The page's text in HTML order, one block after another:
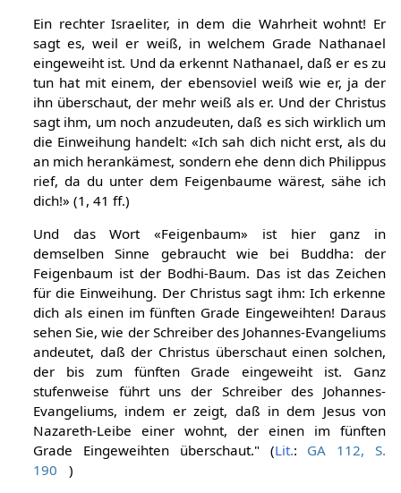
Ein rechter Israeliter, in dem die Wahrheit wohnt! Er
sagt es, weil er weiß, in welchem Grade Nathanael
eingeweiht ist. Und da erkennt Nathanael, daß er es zu
tun hat mit einem, der ebensoviel weiß wie er, ja der
ihn überschaut, der mehr weiß als er. Und der Christus
sagt ihm, um noch anzudeuten, daß es sich wirklich um
die Einweihung handelt: «Ich sah dich nicht erst, als du
an mich herankämest, sondern ehe denn dich Philippus
rief, da du unter dem Feigenbaume wärest, sähe ich
dich!» (1, 41 ff.)
Und das Wort «Feigenbaum» ist hier ganz in
demselben Sinne gebraucht wie bei Buddha: der
Feigenbaum ist der Bodhi-Baum. Das ist das Zeichen
für die Einweihung. Der Christus sagt ihm: Ich erkenne
dich als einen im fünften Grade Eingeweihten! Daraus
sehen Sie, wie der Schreiber des Johannes-Evangeliums
andeutet, daß der Christus überschaut einen solchen,
der bis zum fünften Grade eingeweiht ist. Ganz
stufenweise führt uns der Schreiber des Johannes-
Evangeliums, indem er zeigt, daß in dem Jesus von
Nazareth-Leibe einer wohnt, der einen im fünften
Grade Eingeweihten überschaut." (Lit.: GA 112, S.
190
)